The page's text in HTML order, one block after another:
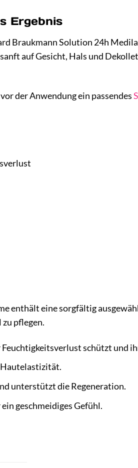
Ergebnis
Braukmann Solution 24h
auf Gesicht, Hals und
der Anwendung ein passendes
enthält eine sorgfältig
pflegen.
schützt und
Hautelastizität.
unterstützt die Regeneration.
geschmeidiges Gefühl.